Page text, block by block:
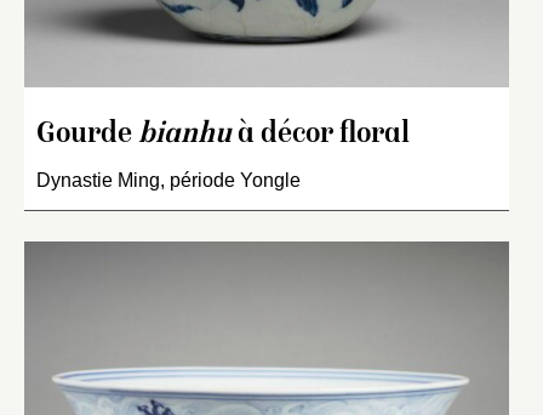
Gourde bianhuà décor floral
Dynastie Ming, période Yongle